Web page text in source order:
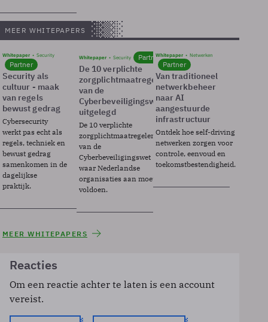
MEER WHITEPAPERS
Whitepaper Security
Partner
Security als
cultuur - maak
van regels
bewust gedrag
Cybersecurity
werkt pas echt als
regels, techniek en
bewust gedrag
samenkomen in de
dagelijkse
praktijk.
Whitepaper Security Partner
De 10 verplichte
zorgplichtmaatregelen
van de
Cyberbeveiligingswet
uitgelegd
De 10 verplichte
zorgplichtmaatregelen
van de
Cyberbeveiligingswet
waar Nederlandse
organisaties aan moeten
voldoen.
Whitepaper Netwerken
Partner
Van traditioneel
netwerkbeheer
naar AI
aangestuurde
infrastructuur
Ontdek hoe self-driving
netwerken zorgen voor
controle, eenvoud en
toekomstbestendigheid.
MEER WHITEPAPERS
Reacties
Om een reactie achter te laten is een account
vereist.